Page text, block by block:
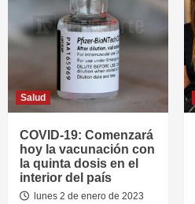
Salud
COVID-19: Comenzará
hoy la vacunación con
la quinta dosis en el
interior del país
lunes 2 de enero de 2023